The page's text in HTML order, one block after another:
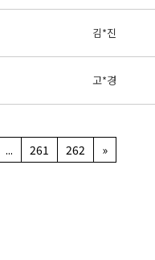
김*진
고*경
... 261 262 »